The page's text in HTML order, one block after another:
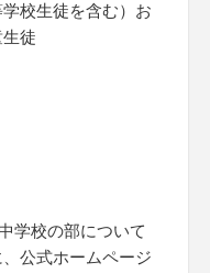
校生徒を含む）お
徒
学校の部について
公式ホームページ